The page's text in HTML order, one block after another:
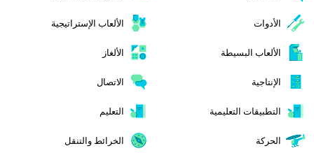
الأدوات الألعاب الإستراتيجية
الألعاب البسيطة الألغاز
الإنتاجية الاتصال
التطبيقات التعليمية التعليم
الحركة الخرائط والتنقل